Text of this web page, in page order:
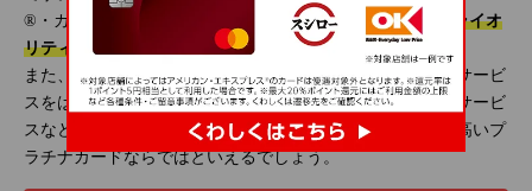
®・カードでは、
国内外の空港ラウンジを利用できる、プライオ
リティ・パスに無料で入会できます。
また、上質なホスピタリティをご提供するコンシェルジュサービ
スをはじめ、空港から自宅へ配送が可能な手荷物空港宅配サービ
スなどのきめ細かなサービスを受けられるのは、ランクの高いプ
ラチナカードならではといえるでしょう。